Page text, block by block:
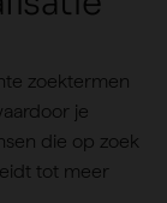
zoektermen
je
die op zoek
tot meer